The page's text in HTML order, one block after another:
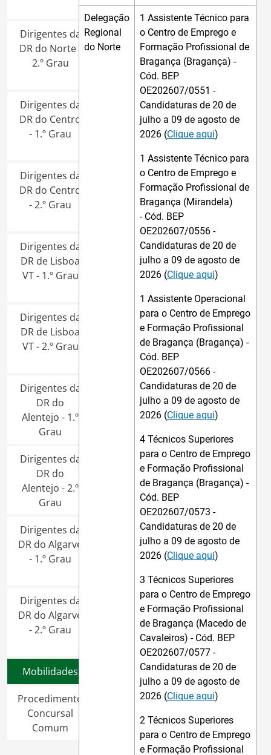
Dirigentes da
DR do Norte -
2.º Grau
Dirigentes da
DR do Centro
- 1.º Grau
Dirigentes da
DR do Centro
- 2.º Grau
Dirigentes da
DR de Lisboa
VT - 1.º Grau
Dirigentes da
DR de Lisboa
VT - 2.º Grau
Dirigentes da
DR do
Alentejo - 1.º
Grau
Dirigentes da
DR do
Alentejo - 2.º
Grau
Dirigentes da
DR do Algarve
- 1.º Grau
Dirigentes da
DR do Algarve
- 2.º Grau
Mobilidades
Procedimento
Concursal
Comum
Delegação
Regional
do Norte
1 Assistente Técnico para
o Centro de Emprego e
Formação Profissional de
Bragança (Bragança) -
Cód. BEP
OE202607/0551 -
Candidaturas de 20 de
julho a 09 de agosto de
2026 (Clique aqui)
1 Assistente Técnico para
o Centro de Emprego e
Formação Profissional de
Bragança (Mirandela)
- Cód. BEP
OE202607/0556 -
Candidaturas de 20 de
julho a 09 de agosto de
2026 (Clique aqui)
1 Assistente Operacional
para o Centro de Emprego
e Formação Profissional
de Bragança (Bragança) -
Cód. BEP
OE202607/0566 -
Candidaturas de 20 de
julho a 09 de agosto de
2026 (Clique aqui)
4 Técnicos Superiores
para o Centro de Emprego
e Formação Profissional
de Bragança (Bragança) -
Cód. BEP
OE202607/0573 -
Candidaturas de 20 de
julho a 09 de agosto de
2026 (Clique aqui)
3 Técnicos Superiores
para o Centro de Emprego
e Formação Profissional
de Bragança (Macedo de
Cavaleiros) - Cód. BEP
OE202607/0577 -
Candidaturas de 20 de
julho a 09 de agosto de
2026 (Clique aqui)
2 Técnicos Superiores
para o Centro de Emprego
e Formação Profissional